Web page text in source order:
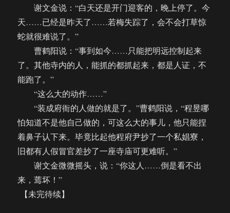
谢文金说：“白天还是开门迎客的，晚上停了。今
天……已经是昨天了……若梅失踪了，会不会打草惊
蛇就很难说了。”
曹鹤阳说：“事到如今……只能把明远控制起来
了。其他寺内的人，能抓的都抓起来，都是人证，不
能跑了。”
“这么大的动作……”
“装成府衙的人做的就是了。”曹鹤阳说，“程昱哪
怕知道不是他自己做的，可这么大的事儿，他只能捏
着鼻子认下来。毕竟比起他程府尹抄了一个私娼寮，
旧都有人假冒官差抄了一座寺庙可更难听。”
谢文金微微摇头，说：“你这人……倒是看不出
来，蔫坏！”
【未完待续】